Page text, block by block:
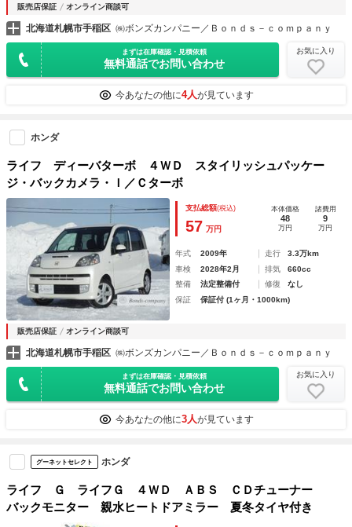
販売店保証 オンライン商談可
北海道札幌市手稲区 ㈱ボンズカンパニー／Ｂｏｎｄｓ－ｃｏｍｐａｎｙ
まずは在庫確認・見積依頼
無料通話でお問い合わせ
お気に入り
今あなたの他に4人が見ています
ホンダ
ライフ ディーバターボ ４ＷＤ スタイリッシュパッケー
ジ・バックカメラ・Ｉ／Ｃターボ
支払総額(税込)
57 万円
本体価格
48
万円
諸費用
9
万円
年式 2009年 走行
3.3万km
車検
2028年2月 排気
660cc
整備
法定整備付 修復
なし
保証
保証付 (1ヶ月・1000km)
販売店保証 オンライン商談可
北海道札幌市手稲区 ㈱ボンズカンパニー／Ｂｏｎｄｓ－ｃｏｍｐａｎｙ
まずは在庫確認・見積依頼
無料通話でお問い合わせ
お気に入り
今あなたの他に3人が見ています
グーネットセレクト ホンダ
ライフ Ｇ ライフＧ ４ＷＤ ＡＢＳ ＣＤチューナー
バックモニター 親水ヒートドアミラー 夏冬タイヤ付き